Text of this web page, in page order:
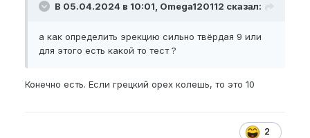
В 05.04.2024 в 10:01, Omega120112 сказал:
а как определить эрекцию сильно твёрдая 9 или
для этого есть какой то тест ?
Конечно есть. Если грецкий орех колешь, то это 10
2